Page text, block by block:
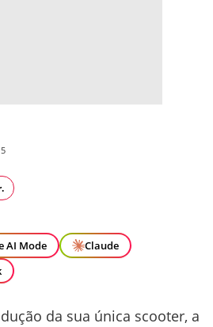
AI Mode
Claude
da sua única scooter, a